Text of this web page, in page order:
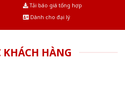
Tải báo giá tổng hợp
Dành cho đại lý
HÀNG